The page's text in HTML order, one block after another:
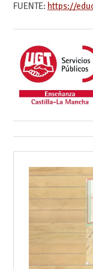
FUENTE: https://